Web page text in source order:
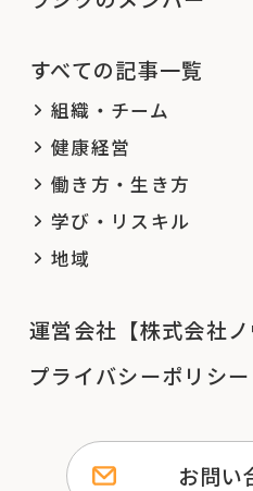
すべての記事一覧
組織・チーム
健康経営
働き方・生き方
学び・リスキル
地域
運営会社【株式会社ノ
プライバシーポリシー
お問い